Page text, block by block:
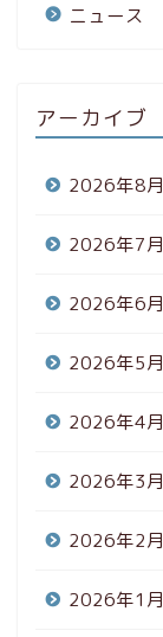
ニュース
アーカイブ
2026年8月
2026年7月
2026年6月
2026年5月
2026年4月
2026年3月
2026年2月
2026年1月